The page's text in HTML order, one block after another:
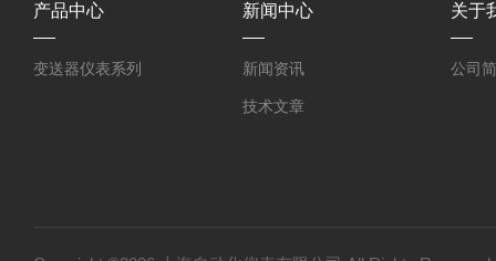
产品中心
变送器仪表系列
新闻中心
新闻资讯
技术文章
关于
公司